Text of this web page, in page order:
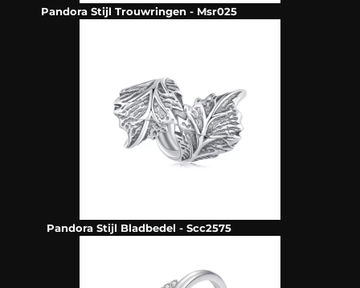
Pandora Stijl Trouwringen - Msr025
Pandora Stijl Bladbedel - Scc2575